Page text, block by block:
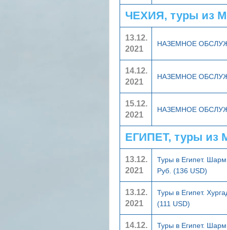
ЧЕХИЯ, туры из
13.12.
2021
НАЗЕМНОЕ
14.12.
2021
НАЗЕМНОЕ
15.12.
2021
НАЗЕМНОЕ
ЕГИПЕТ, туры из
13.12.
2021
Туры в Египет.
Руб. (136 USD)
13.12.
2021
Туры в Египет.
(111 USD)
14.12.
Туры в Египет.